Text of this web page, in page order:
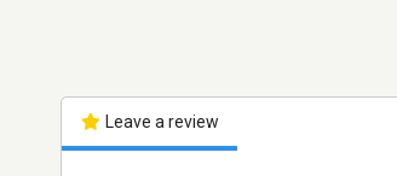
Leave a review